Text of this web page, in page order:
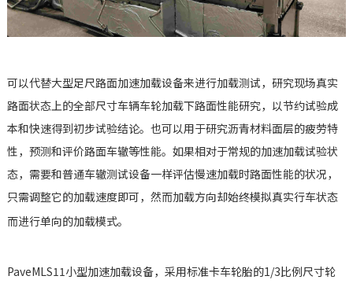
可以代替大型足尺路面加速加载设备来进行加载测试，研究现场真实
路面状态上的全部尺寸车辆车轮加载下路面性能研究，以节约试验成
本和快速得到初步试验结论。也可以用于研究沥青材料面层的疲劳特
性，预测和评价路面车辙等性能。如果相对于常规的加速加载试验状
态，需要和普通车辙测试设备一样评估慢速加载时路面性能的状况，
只需调整它的加载速度即可，然而加载方向却始终模拟真实行车状态
而进行单向的加载模式。
PaveMLS11小型加速加载设备，采用标准卡车轮胎的1/3比例尺寸轮